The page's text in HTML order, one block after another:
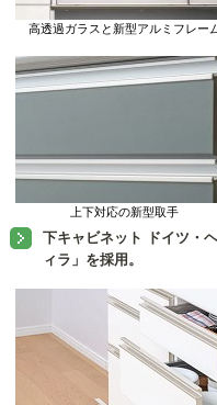
高透過ガラスと新型アルミフレー
上下対応の新型取手
下キャビネット ドイツ・
ィラ」を採用。